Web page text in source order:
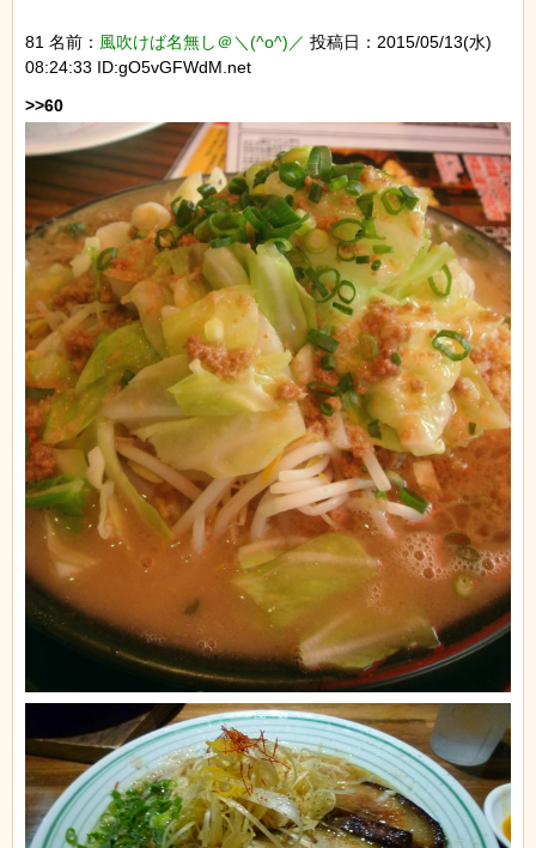
81 名前： 風吹けば名無し＠＼(^o^)／ 投稿日：2015/05/13(水)
08:24:33 ID:gO5vGFWdM.net